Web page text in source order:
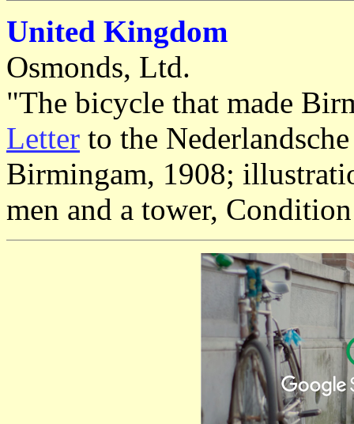
United Kingdom
Osmonds, Ltd.
"The bicycle that made
Letter to the
Birmingam, 1908;
men and a tower,